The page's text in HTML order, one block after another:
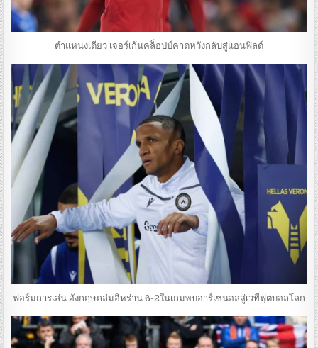
ตำแหน่งเดียว เจอร์เก้นคล็อปป์คาดหวังกลับสู่แอนฟิลด์
ฟอร์มการเล่น อังกฤษถล่มอิหร่าน 6-2ในเกมพบอาร์เซนอลสู่เวทีฟุตบอลโลก